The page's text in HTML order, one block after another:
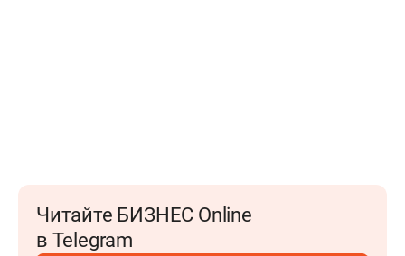
Читайте БИЗНЕС Online
в Telegram